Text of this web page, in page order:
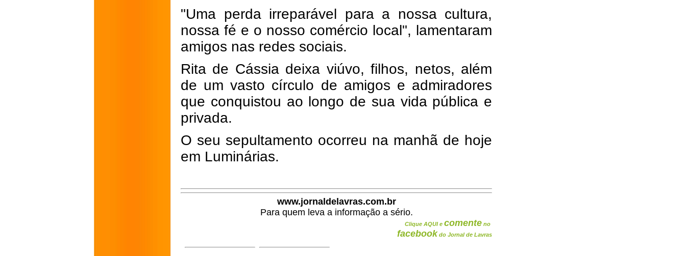
"Uma perda irreparável para a nossa cultura,
nossa fé e o nosso comércio local", lamentaram
amigos nas redes sociais.
Rita de Cássia deixa viúvo, filhos, netos, além
de um vasto círculo de amigos e admiradores
que conquistou ao longo de sua vida pública e
privada.
O seu sepultamento ocorreu na manhã de hoje
em Luminárias.
www.jornaldelavras.com.br
Para quem leva a informação a sério.
Clique AQUI e comente no
facebook do Jornal de Lavras